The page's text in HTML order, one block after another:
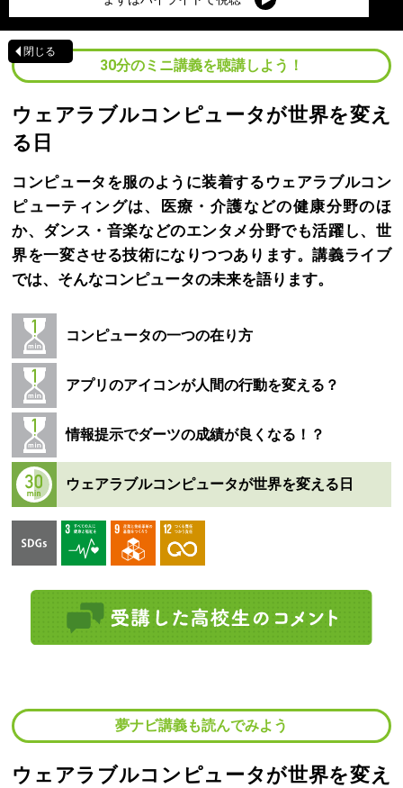
閉じる
30分のミニ講義を聴講しよう！
ウェアラブルコンピュータが世界を変え
る日
コンピュータを服のように装着するウェアラブルコン
ピューティングは、医療・介護などの健康分野のほ
か、ダンス・音楽などのエンタメ分野でも活躍し、世
界を一変させる技術になりつつあります。講義ライブ
では、そんなコンピュータの未来を語ります。
コンピュータの一つの在り方
アプリのアイコンが人間の行動を変える？
情報提示でダーツの成績が良くなる！？
ウェアラブルコンピュータが世界を変える日
夢ナビ講義も読んでみよう
ウェアラブルコンピュータが世界を変え